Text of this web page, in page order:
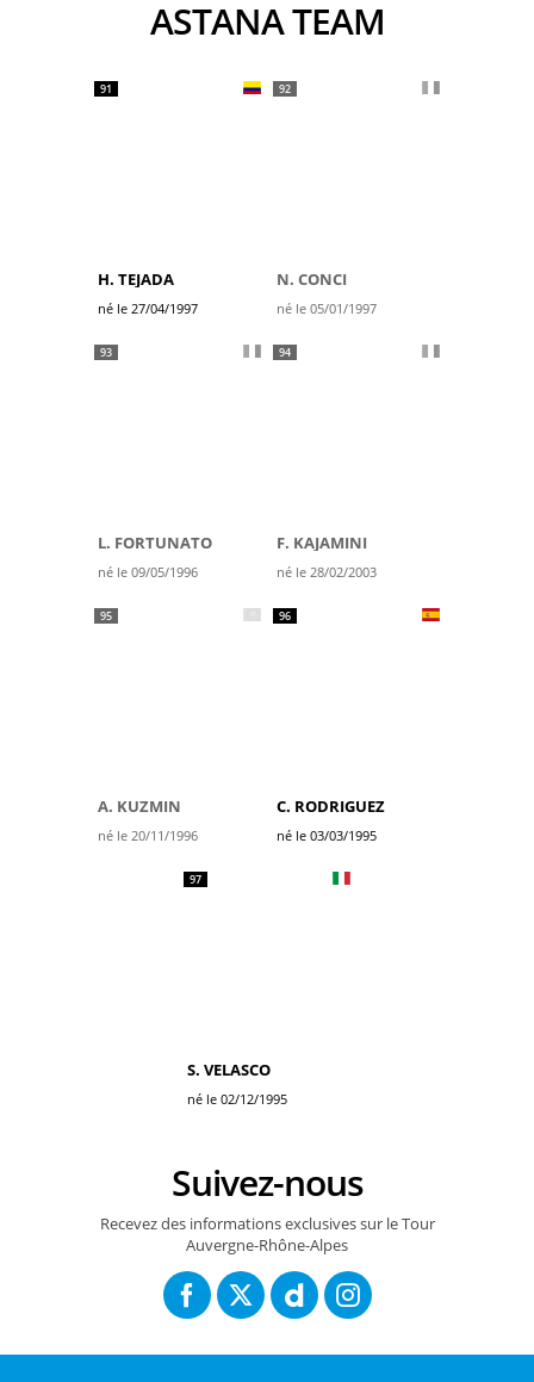
ASTANA TEAM
91
H. TEJADA
né le 27/04/1997
92
N. CONCI
né le 05/01/1997
93
L. FORTUNATO
né le 09/05/1996
94
F. KAJAMINI
né le 28/02/2003
95
A. KUZMIN
né le 20/11/1996
96
C. RODRIGUEZ
né le 03/03/1995
97
S. VELASCO
né le 02/12/1995
Suivez-nous
Recevez des informations exclusives sur le Tour
Auvergne-Rhône-Alpes